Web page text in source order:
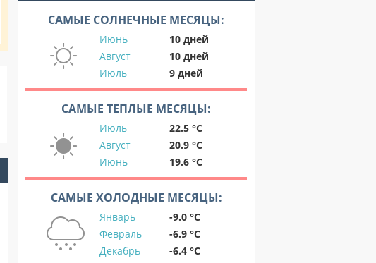
САМЫЕ СОЛНЕЧНЫЕ МЕСЯЦЫ:
Июнь
10 дней
Август
10 дней
Июль
9 дней
САМЫЕ ТЕПЛЫЕ МЕСЯЦЫ:
Июль
22.5 °C
Август
20.9 °C
Июнь
19.6 °C
САМЫЕ ХОЛОДНЫЕ МЕСЯЦЫ:
Январь
-9.0 °C
Февраль
-6.9 °C
Декабрь
-6.4 °C